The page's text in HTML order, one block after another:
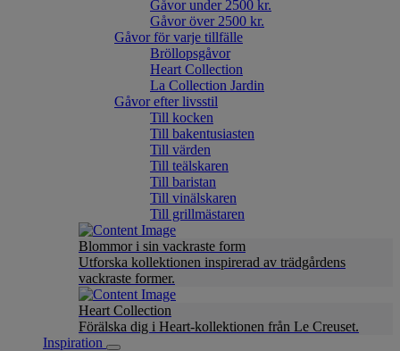
Gåvor under 2500 kr.
Gåvor över 2500 kr.
Gåvor för varje tillfälle
Bröllopsgåvor
Heart Collection
La Collection Jardin
Gåvor efter livsstil
Till kocken
Till bakentusiasten
Till värden
Till teälskaren
Till baristan
Till vinälskaren
Till grillmästaren
Blommor i sin vackraste form
Utforska kollektionen inspirerad av trädgårdens
vackraste former.
Heart Collection
Förälska dig i Heart-kollektionen från Le Creuset.
Inspiration